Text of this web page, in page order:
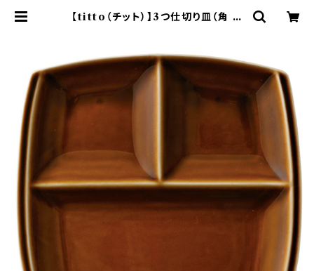
【titto（チット）】3つ仕切り皿（角 ブ
ラインショップ